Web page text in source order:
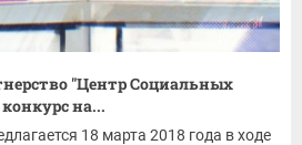
"Центр Социальных
на...
18 марта 2018 года в ходе